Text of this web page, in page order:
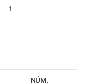
1
NÚM.